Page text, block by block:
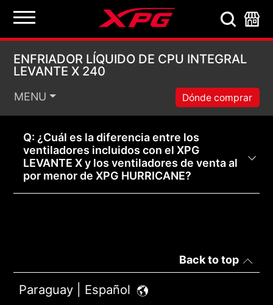
ENFRIADOR
ENFRIADOR LÍQUIDO DE CPU INTEGRAL
LEVANTE X 240
MENU Dónde comprar
Q: ¿Cuál es la diferencia entre los
ventiladores incluidos con el XPG
LEVANTE X y los ventiladores de venta al
por menor de XPG HURRICANE?
Back to top
Paraguay | Español